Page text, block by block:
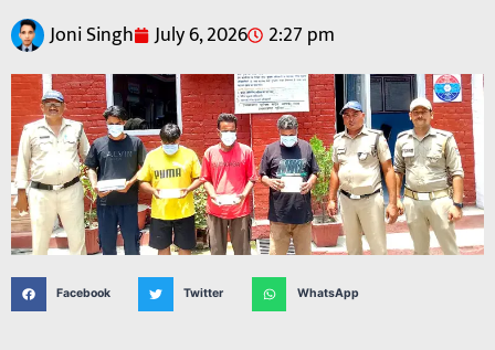
Joni Singh July 6, 2026 2:27 pm
Facebook Twitter WhatsApp